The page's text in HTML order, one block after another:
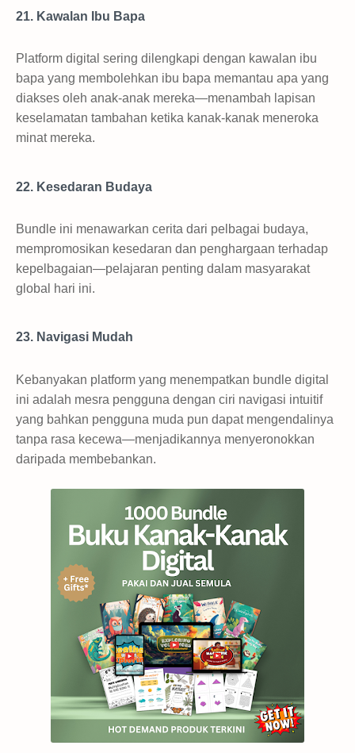
21. Kawalan Ibu Bapa
Platform digital sering dilengkapi dengan kawalan ibu
bapa yang membolehkan ibu bapa memantau apa yang
diakses oleh anak-anak mereka—menambah lapisan
keselamatan tambahan ketika kanak-kanak meneroka
minat mereka.
22. Kesedaran Budaya
Bundle ini menawarkan cerita dari pelbagai budaya,
mempromosikan kesedaran dan penghargaan terhadap
kepelbagaian—pelajaran penting dalam masyarakat
global hari ini.
23. Navigasi Mudah
Kebanyakan platform yang menempatkan bundle digital
ini adalah mesra pengguna dengan ciri navigasi intuitif
yang bahkan pengguna muda pun dapat mengendalinya
tanpa rasa kecewa—menjadikannya menyeronokkan
daripada membebankan.